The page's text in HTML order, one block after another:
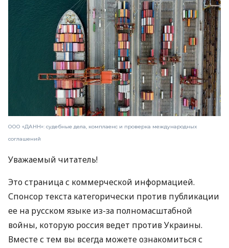
ООО «ДАНН»: судебные дела, комплаенс и проверка международных
соглашений
Уважаемый читатель!
Это страница с коммерческой информацией.
Спонсор текста категорически против публикации
ее на русском языке из-за полномасштабной
войны, которую россия ведет против Украины.
Вместе с тем вы всегда можете ознакомиться с